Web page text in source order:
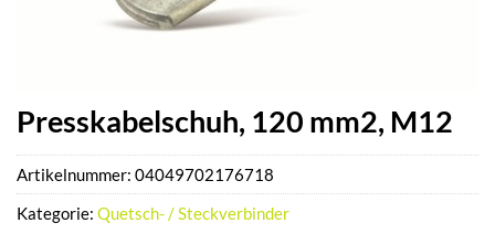
Presskabelschuh, 120 mm2, M12
Artikelnummer: 04049702176718
Kategorie: Quetsch- / Steckverbinder